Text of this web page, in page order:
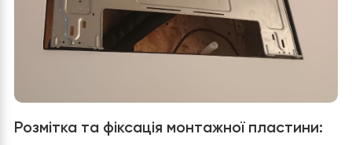
системи відведення конденсату. Було забезпечено
необхідний ухил трубопроводу для вільного
відведення води, що є особливо важливим під час
Завдяки тому, що всі інженерні комунікації були
приховані в стіні, після встановлення фанкойла